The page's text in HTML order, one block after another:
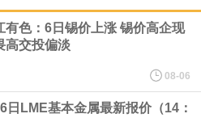
朗普级”战列舰“无畏”号预估造价比原来至少
市场公司（CBOE GLOBAL MARKETS
有色：6日锡价上涨 锡价高企现
高交投偏淡
08-06
日LME基本金属最新报价（14：